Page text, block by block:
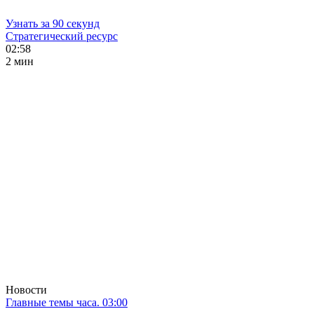
Узнать за 90 секунд
Стратегический ресурс
02:58
2 мин
Новости
Главные темы часа. 03:00